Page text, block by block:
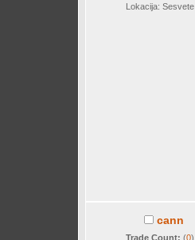
Lokacija: Sesvete
cann
Trade Count: (0)